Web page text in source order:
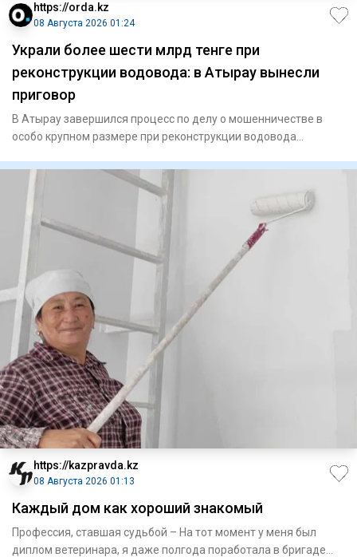
https://orda.kz
08 Августа 2026 01:24
Украли более шести млрд тенге при
реконструкции водовода: в Атырау вынесли
приговор
В Атырау завершился процесс по делу о мошенничестве в
особо крупном размере при реконструкции водовода
https://kazpravda.kz
08 Августа 2026 01:13
Каждый дом как хороший знакомый
Профессия, ставшая судьбой – На тот момент у меня был
диплом­ ветеринара, я даже полгода поработала в бригаде